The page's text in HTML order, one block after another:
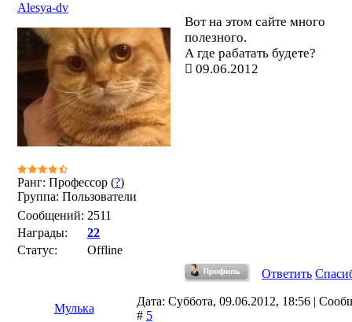
Alesya-dv
Ранг: Профессор (?)
Группа: Пользователи
Сообщений: 2511
Награды:
22
Статус:
Offline
Вот на этом сайте много
полезного.
А где рабатать будете?
09.06.2012
Ответить
Мулька
Дата: Суббота, 09.06.2012, 18:56 |
# 5